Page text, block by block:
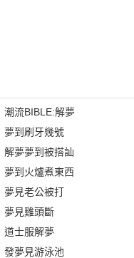
潮流BIBLE:解夢
夢到刷牙幾號
解夢夢到被搭訕
夢到火爐煮東西
夢見老公被打
夢見雞頭斷
道士服解夢
發夢見游泳池